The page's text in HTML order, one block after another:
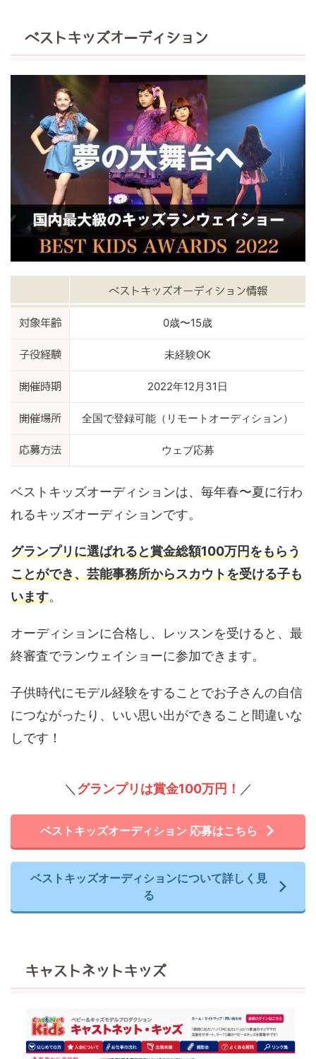
ベストキッズオーディション
ベストキッズオーディション情報
対象年齢 0歳〜15歳
子役経験 未経験OK
開催時期 2022年12月31日
開催場所 全国で登録可能（リモートオーディション）
応募方法 ウェブ応募
ベストキッズオーディションは、毎年春〜夏に行わ
れるキッズオーディションです。
グランプリに選ばれると賞金総額100万円をもらう
ことができ、芸能事務所からスカウトを受ける子も
います。
オーディションに合格し、レッスンを受けると、最
終審査でランウェイショーに参加できます。
子供時代にモデル経験をすることでお子さんの自信
につながったり、いい思い出ができること間違いな
しです！
＼ グランプリは賞金100万円！ ／
ベストキッズオーディション 応募はこちら
ベストキッズオーディションについて詳しく見
る
キャストネットキッズ